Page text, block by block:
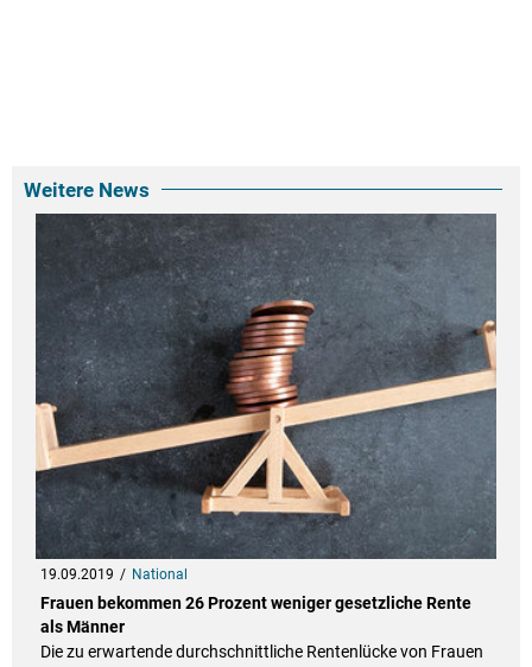
Weitere News
19.09.2019 National
Frauen bekommen 26 Prozent weniger gesetzliche Rente
als Männer
Die zu erwartende durchschnittliche Rentenlücke von Frauen